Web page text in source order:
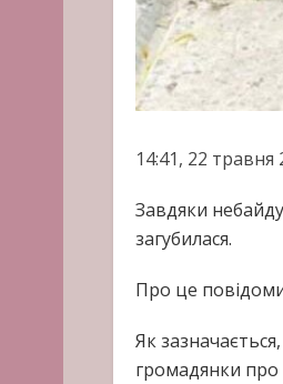
14:41, 22 травня
Завдяки
загубилася.
Про це
Як
громадянки про